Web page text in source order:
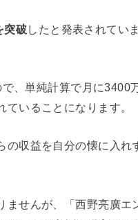
突破したと発表されてい
、単純計算で月に3400
いることになります。
の収益を自分の懐に入れ
ませんが、「西野亮廣エ